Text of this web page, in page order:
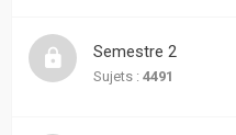
Sujets
sans
réponse
Semestre 2
Sujets : 4491